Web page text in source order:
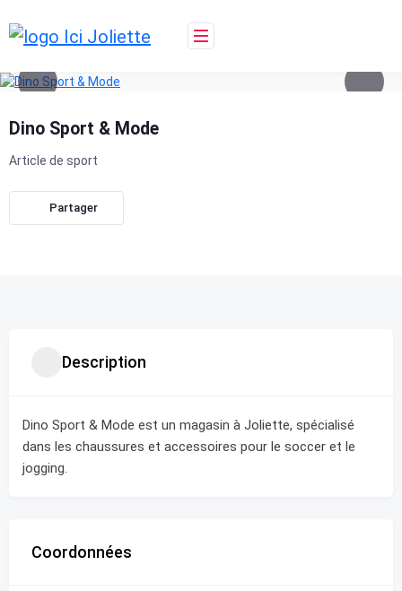
to
content
Dino Sport & Mode
Article de sport
Partager
Description
Dino Sport & Mode est un magasin à Joliette, spécialisé
dans les chaussures et accessoires pour le soccer et le
jogging.
Coordonnées